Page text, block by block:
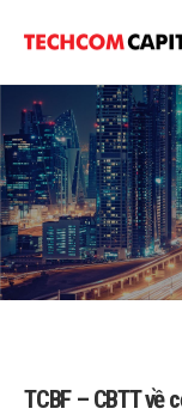
TCBF – CBTT về